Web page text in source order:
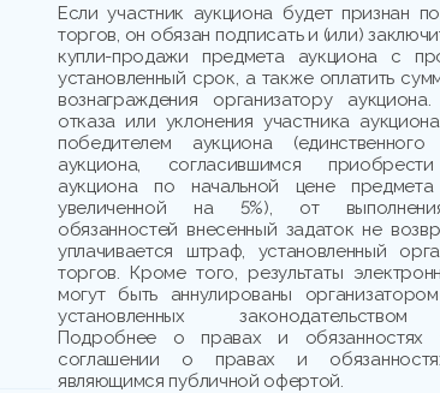
Если участник аукциона будет признан
торгов, он обязан подписать и (или)
купли-продажи предмета аукциона с
установленный срок, а также оплатить
вознаграждения организатору
отказа или уклонения участника
победителем аукциона (единственного
аукциона, согласившимся
аукциона по начальной цене предмета
увеличенной на 5%), от
обязанностей внесенный задаток не
уплачивается штраф, установленный
торгов. Кроме того, результаты
могут быть аннулированы
установленных законодательством
Подробнее о правах и обязанностях
соглашении о правах и
являющимся публичной офертой.